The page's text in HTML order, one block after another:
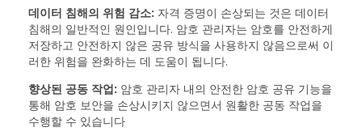
데이터 침해의 위험 감소: 자격 증명이 손상되는 것은 데이터
침해의 일반적인 원인입니다. 암호 관리자는 암호를 안전하게
저장하고 안전하지 않은 공유 방식을 사용하지 않음으로써 이
러한 위험을 완화하는 데 도움이 됩니다.
향상된 공동 작업: 암호 관리자 내의 안전한 암호 공유 기능을
통해 암호 보안을 손상시키지 않으면서 원활한 공동 작업을
수행할 수 있습니다